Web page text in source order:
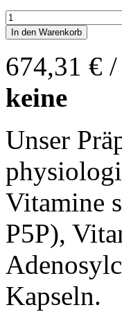
In den Warenkorb
674,31 €
keine
Unser
Vitamine
P5P),
Kapseln.